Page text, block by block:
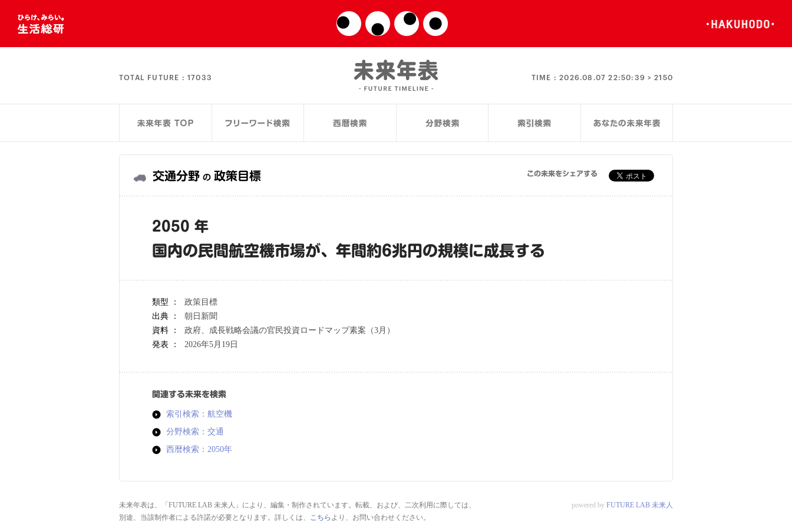
TOTAL FUTURE : 17033 TIME :2026.08.07 22:50:39 > 2150
交通分野 の 政策目標 この未来をシェアする
2050 年
国内の民間航空機市場が、年間約6兆円の規模に成長する
類型 ：
政策目標
出典 ：
朝日新聞
資料 ：
政府、成長戦略会議の官民投資ロードマップ素案（3月）
発表 ：
2026年5月19日
関連する未来を検索
索引検索：航空機
分野検索：交通
西暦検索：2050年
未来年表は、「FUTURE LAB 未来人」により、編集・制作されています。転載、および、二次利用に際しては、
別途、当該制作者による許諾が必要となります。詳しくは、 こちら より、お問い合わせください。
powered by FUTURE LAB 未来人